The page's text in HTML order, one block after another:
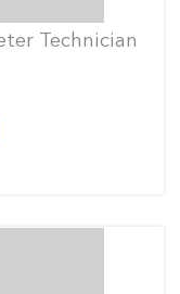
Technician